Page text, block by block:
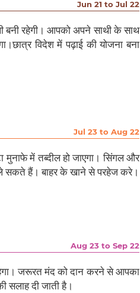
Jun 21 to Jul 22
बनी रहेगी। आपको अपने साथी के साथ
विदेश में पढ़ाई की योजना बना
Jul 23 to Aug 22
में तब्दील हो जाएगा। सिंगल और
ले सकते हैं। बाहर के खाने से परहेज करे।
Aug 23 to Sep 22
जरूरत मंद को दान करने से आपका
सलाह दी जाती है।